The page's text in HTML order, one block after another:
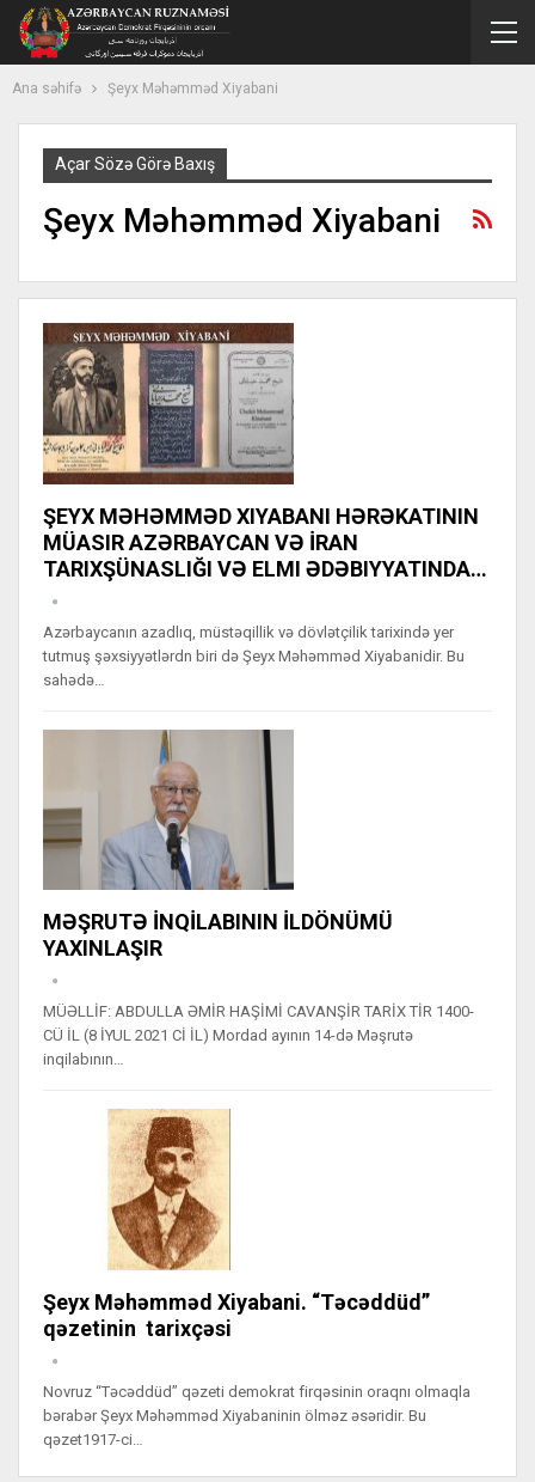
Ana səhifə Şeyx Məhəmməd Xiyabani
Açar Sözə Görə Baxış
Şeyx Məhəmməd Xiyabani
ŞEYX MƏHƏMMƏD XIYABANI HƏRƏKATININ
MÜASIR AZƏRBAYCAN VƏ İRAN
TARIXŞÜNASLIĞI VƏ ELMI ƏDƏBIYYATINDA…
Azərbaycanın azadlıq, müstəqillik və dövlətçilik tarixində yer
tutmuş şəxsiyyətlərdn biri də Şeyx Məhəmməd Xiyabanidir. Bu
sahədə…
MƏŞRUTƏ İNQİLABININ İLDÖNÜMÜ
YAXINLAŞIR
MÜƏLLİF: ABDULLA ƏMİR HAŞİMİ CAVANŞİR TARİX TİR 1400-
CÜ İL (8 İYUL 2021 Cİ İL) Mordad ayının 14-də Məşrutə
inqilabının…
Şeyx Məhəmməd Xiyabani. “Təcəddüd”
qəzetinin tarixçəsi
Novruz “Təcəddüd” qəzeti demokrat firqəsinin oraqnı olmaqla
bərabər Şeyx Məhəmməd Xiyabaninin ölməz əsəridir. Bu
qəzet1917-ci…